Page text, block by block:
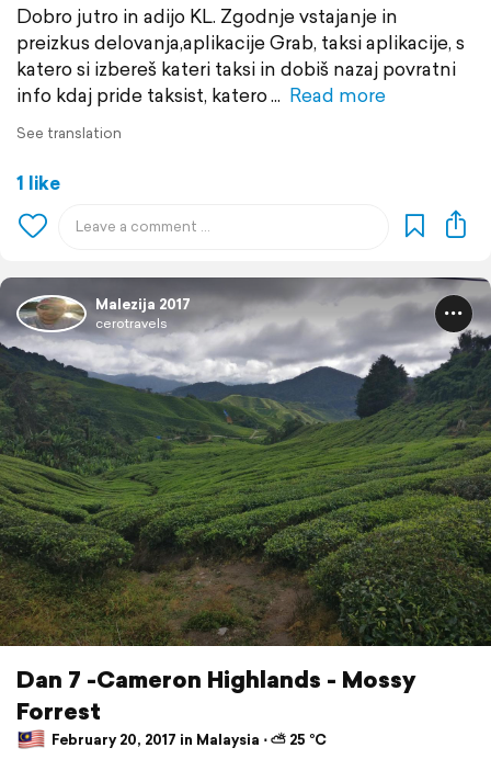
Dobro jutro in adijo KL. Zgodnje vstajanje in
preizkus delovanja,aplikacije Grab, taksi aplikacije, s
katero si izbereš kateri taksi in dobiš nazaj povratni
info kdaj pride taksist, katero
Read more
See translation
1 like
Malezija 2017
cerotravels
Dan 7 -Cameron Highlands - Mossy
Forrest
February 20, 2017 in Malaysia ⋅ ⛅ 25 °C